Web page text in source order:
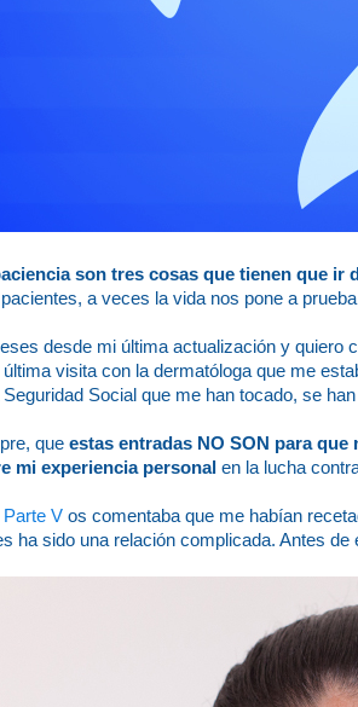
son tres cosas que tienen que ir
a veces la vida nos pone a
desde mi última actualización y
visita con la dermatóloga que me
Social que me han tocado, se
que estas entradas NO SON para
mi experiencia personal en la lucha
Parte V os comentaba que me habían
ha sido una relación complicada. Antes